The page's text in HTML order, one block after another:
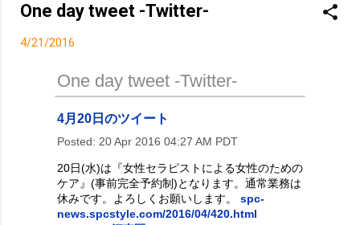
One day tweet -Twitter-
4/21/2016
One day tweet -Twitter-
4月20日のツイート
Posted: 20 Apr 2016 04:27 AM PDT
20日(水)は『女性セラピストによる女性のための
ケア』(事前完全予約制)となります。通常業務は
休みです。よろしくお願いします。 spc-
news.spcstyle.com/2016/04/420.html